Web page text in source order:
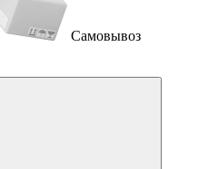
Самовывоз